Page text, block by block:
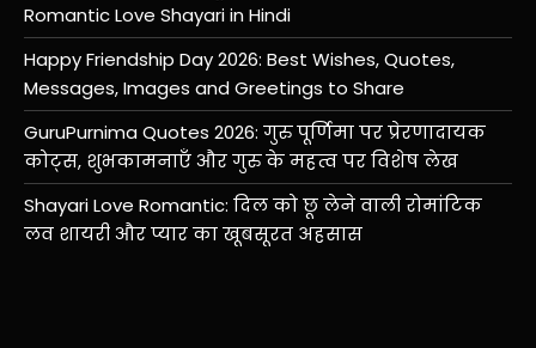
Romantic Love Shayari in Hindi
Happy Friendship Day 2026: Best Wishes, Quotes,
Messages, Images and Greetings to Share
GuruPurnima Quotes 2026: गुरु पूर्णिमा पर प्रेरणादायक
कोट्स, शुभकामनाएँ और गुरु के महत्व पर विशेष लेख
Shayari Love Romantic: दिल को छू लेने वाली रोमांटिक
लव शायरी और प्यार का खूबसूरत अहसास